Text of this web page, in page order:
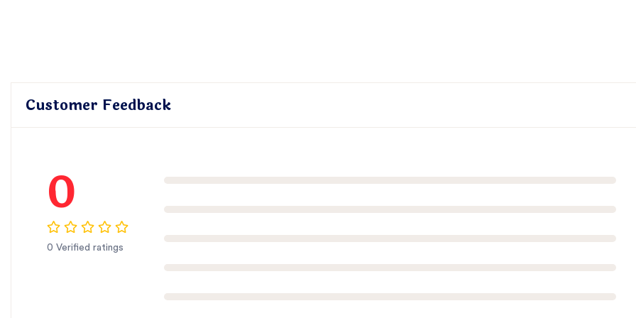
Customer Feedback
0
0 Verified ratings